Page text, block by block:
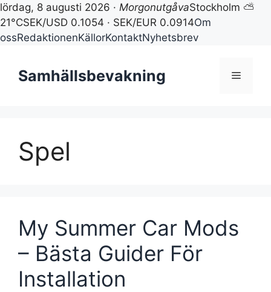
lördag, 8 augusti 2026 · MorgonutgåvaStockholm ⛅
21°CSEK/USD 0.1054 · SEK/EUR 0.0914Om
ossRedaktionenKällorKontaktNyhetsbrev
innehållSamhällsbevakning Meny
Spel
My Summer Car Mods
– Bästa Guider För
Installation